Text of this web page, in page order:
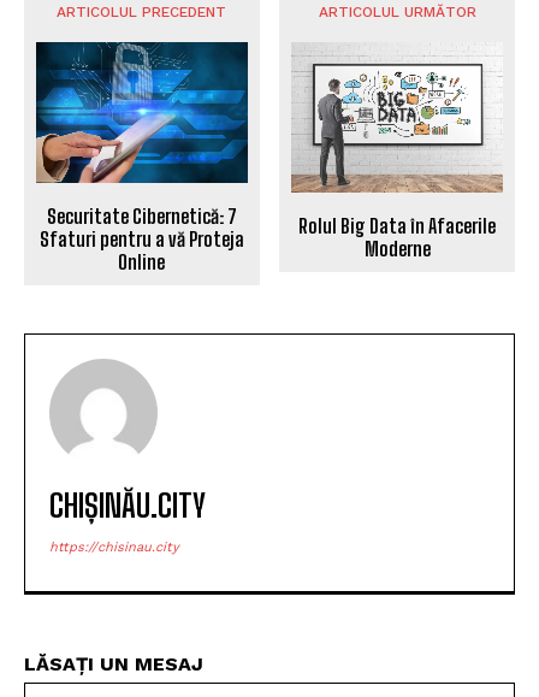
ARTICOLUL PRECEDENT
Securitate Cibernetică: 7
Sfaturi pentru a vă Proteja
Online
ARTICOLUL URMĂTOR
Rolul Big Data în Afacerile
Moderne
CHIȘINĂU.CITY
https://chisinau.city
LĂSAȚI UN MESAJ